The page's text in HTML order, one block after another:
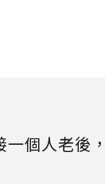
一個人老後